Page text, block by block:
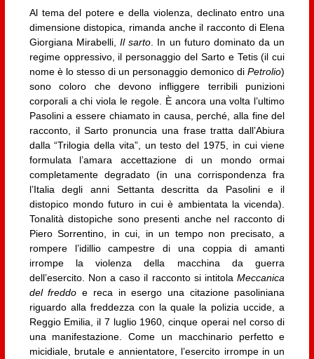
Al tema del potere e della violenza, declinato entro una
dimensione distopica, rimanda anche il racconto di Elena
Giorgiana Mirabelli,Il sarto . In un futuro dominato da un
regime oppressivo, il personaggio del Sarto e Tetis (il cui
nome è lo stesso di un personaggio demonico diPetrolio)
sono coloro che devono infliggere terribili punizioni
corporali a chi viola le regole. È ancora una volta l’ultimo
Pasolini a essere chiamato in causa, perché, alla fine del
racconto, il Sarto pronuncia una frase tratta dall’Abiura
dalla “Trilogia della vita”, un testo del 1975, in cui viene
formulata l’amara accettazione di un mondo ormai
completamente degradato (in una corrispondenza fra
l’Italia degli anni Settanta descritta da Pasolini e il
distopico mondo futuro in cui è ambientata la vicenda).
Tonalità distopiche sono presenti anche nel racconto di
Piero Sorrentino, in cui, in un tempo non precisato, a
rompere l’idillio campestre di una coppia di amanti
irrompe la violenza della macchina da guerra
dell’esercito. Non a caso il racconto si intitolaMeccanica
del freddo e reca in esergo una citazione pasoliniana
riguardo alla freddezza con la quale la polizia uccide, a
Reggio Emilia, il 7 luglio 1960, cinque operai nel corso di
una manifestazione. Come un macchinario perfetto e
micidiale, brutale e annientatore, l’esercito irrompe in un